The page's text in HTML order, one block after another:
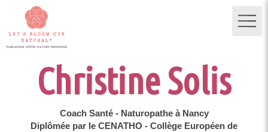
Christine Solis
Coach Santé - Naturopathe à Nancy
Diplômée par le CENATHO - Collège Européen de